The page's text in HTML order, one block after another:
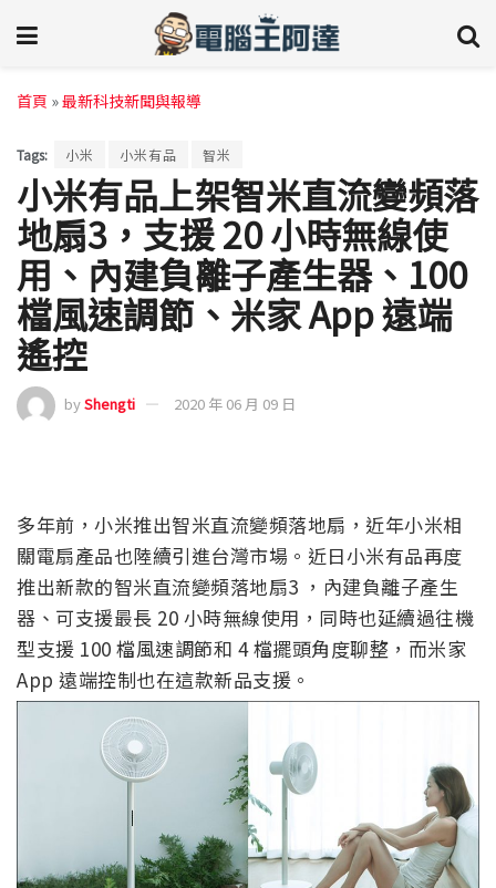
首頁 »最新科技新聞與報導
Tags: 小米 小米有品 智米
小米有品上架智米直流變頻落
地扇3，支援 20 小時無線使
用、內建負離子產生器、100
檔風速調節、米家 App 遠端
遙控
byShengti 2020 年 06 月 09 日
多年前，小米推出智米直流變頻落地扇，近年小米相
關電扇產品也陸續引進台灣市場。近日小米有品再度
推出新款的智米直流變頻落地扇3 ，內建負離子產生
器、可支援最長 20 小時無線使用，同時也延續過往機
型支援 100 檔風速調節和 4 檔擺頭角度聊整，而米家
App 遠端控制也在這款新品支援。